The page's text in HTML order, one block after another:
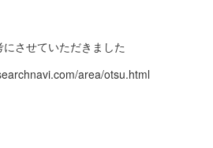
させていただきました
area/otsu.html